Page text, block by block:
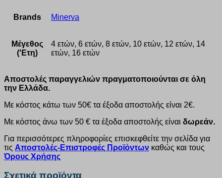
Brands Minerva
Μέγεθος
('Ετη)
4 ετών, 6 ετών, 8 ετών, 10 ετών, 12 ετών, 14
ετών, 16 ετών
Αποστολές παραγγελιών πραγματοποιούνται σε όλη
την Ελλάδα.
Με κόστος κάτω των 50€ τα έξοδα αποστολής είναι 2€.
Με κόστος άνω των 50 € τα έξοδα αποστολής είναι δωρεάν.
Για περισσότερες πληροφορίες επισκεφθείτε την σελίδα για
τις Αποστολές-Επιστροφές Προϊόντων καθώς και τους
Όρους Χρήσης
Σχετικά προϊόντα